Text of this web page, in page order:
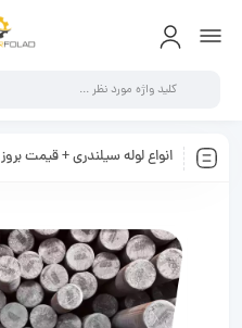
انواع لوله سیلندری + قیمت بروز